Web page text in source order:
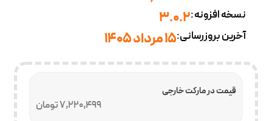
نسخه افزونه:3.0.2
آخرین بروزرسانی:15 مرداد 1405
7,220,499 تومان
قیمت در مارکت خارجی